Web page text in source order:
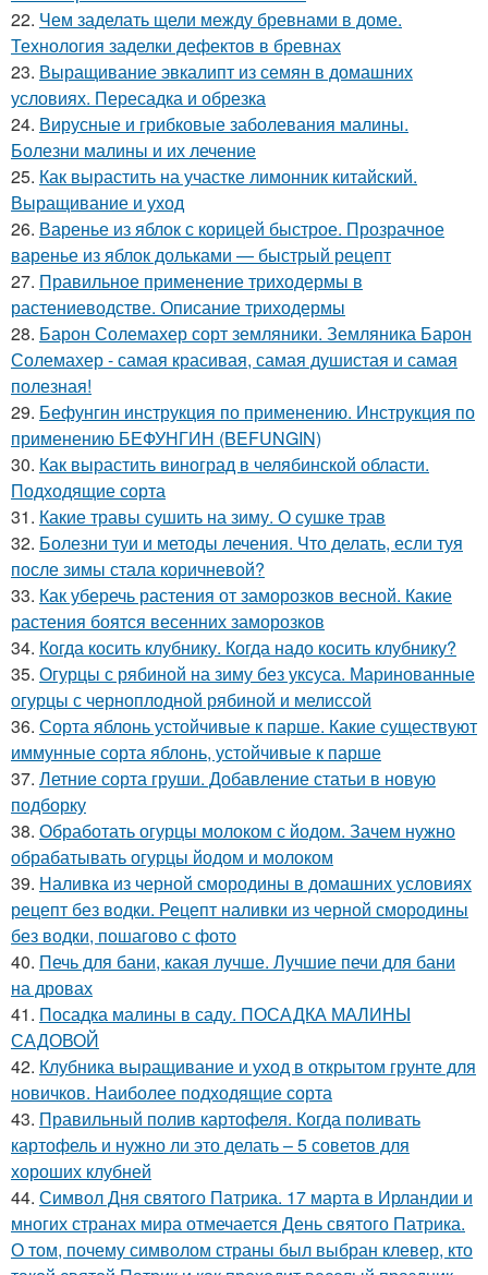
22. Чем заделать щели между бревнами в доме.
Технология заделки дефектов в бревнах
23. Выращивание эвкалипт из семян в домашних
условиях. Пересадка и обрезка
24. Вирусные и грибковые заболевания малины.
Болезни малины и их лечение
25. Как вырастить на участке лимонник китайский.
Выращивание и уход
26. Варенье из яблок с корицей быстрое. Прозрачное
варенье из яблок дольками — быстрый рецепт
27. Правильное применение триходермы в
растениеводстве. Описание триходермы
28. Барон Солемахер сорт земляники. Земляника Барон
Солемахер - самая красивая, самая душистая и самая
полезная!
29. Бефунгин инструкция по применению. Инструкция по
применению БЕФУНГИН (BEFUNGIN)
30. Как вырастить виноград в челябинской области.
Подходящие сорта
31. Какие травы сушить на зиму. О сушке трав
32. Болезни туи и методы лечения. Что делать, если туя
после зимы стала коричневой?
33. Как уберечь растения от заморозков весной. Какие
растения боятся весенних заморозков
34. Когда косить клубнику. Когда надо косить клубнику?
35. Огурцы с рябиной на зиму без уксуса. Маринованные
огурцы с черноплодной рябиной и мелиссой
36. Сорта яблонь устойчивые к парше. Какие существуют
иммунные сорта яблонь, устойчивые к парше
37. Летние сорта груши. Добавление статьи в новую
подборку
38. Обработать огурцы молоком с йодом. Зачем нужно
обрабатывать огурцы йодом и молоком
39. Наливка из черной смородины в домашних условиях
рецепт без водки. Рецепт наливки из черной смородины
без водки, пошагово с фото
40. Печь для бани, какая лучше. Лучшие печи для бани
на дровах
41. Посадка малины в саду. ПОСАДКА МАЛИНЫ
САДОВОЙ
42. Клубника выращивание и уход в открытом грунте для
новичков. Наиболее подходящие сорта
43. Правильный полив картофеля. Когда поливать
картофель и нужно ли это делать – 5 советов для
хороших клубней
44. Символ Дня святого Патрика. 17 марта в Ирландии и
многих странах мира отмечается День святого Патрика.
О том, почему символом страны был выбран клевер, кто